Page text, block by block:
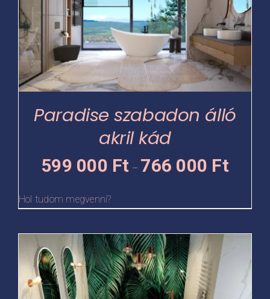
Paradise szabadon álló
akril kád
599 000 Ft – 766 000 Ft599
-
Hol tudom megvenni?
több
variációja
van.
A
változatok
a
választhatók
Ennek
a
terméknek
több